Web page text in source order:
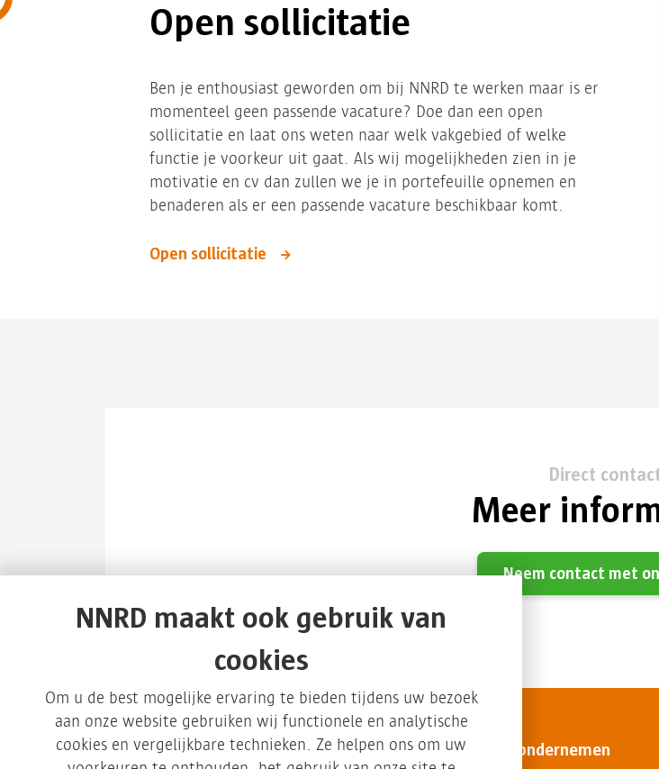
Open sollicitatie
Ben je enthousiast geworden om bij NNRD te werken maar is er
momenteel geen passende vacature? Doe dan een open
sollicitatie en laat ons weten naar welk vakgebied of welke
functie je voorkeur uit gaat. Als wij mogelijkheden zien in je
motivatie en cv dan zullen we je in portefeuille opnemen en
benaderen als er een passende vacature beschikbaar komt.
Open sollicitatie
Direct
Meer
Neem contact met
Afvalmanagement Circulair ondernemen
NNRD maakt ook gebruik van
cookies
Om u de best mogelijke ervaring te bieden tijdens uw bezoek
aan onze website gebruiken wij functionele en analytische
cookies en vergelijkbare technieken. Ze helpen ons om uw